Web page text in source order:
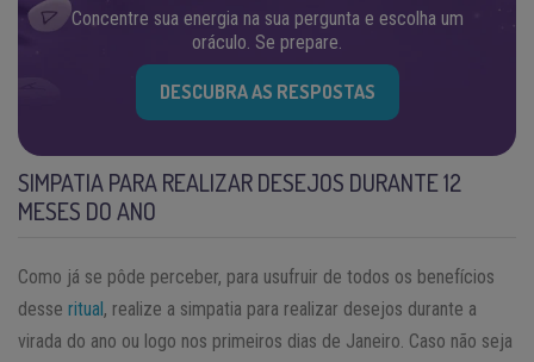
Concentre sua energia na sua pergunta e escolha um
oráculo. Se prepare.
DESCUBRA AS RESPOSTAS
SIMPATIA PARA REALIZAR DESEJOS DURANTE 12
MESES DO ANO
Como já se pôde perceber, para usufruir de todos os benefícios
desse ritual, realize a simpatia para realizar desejos durante a
virada do ano ou logo nos primeiros dias de Janeiro. Caso não seja